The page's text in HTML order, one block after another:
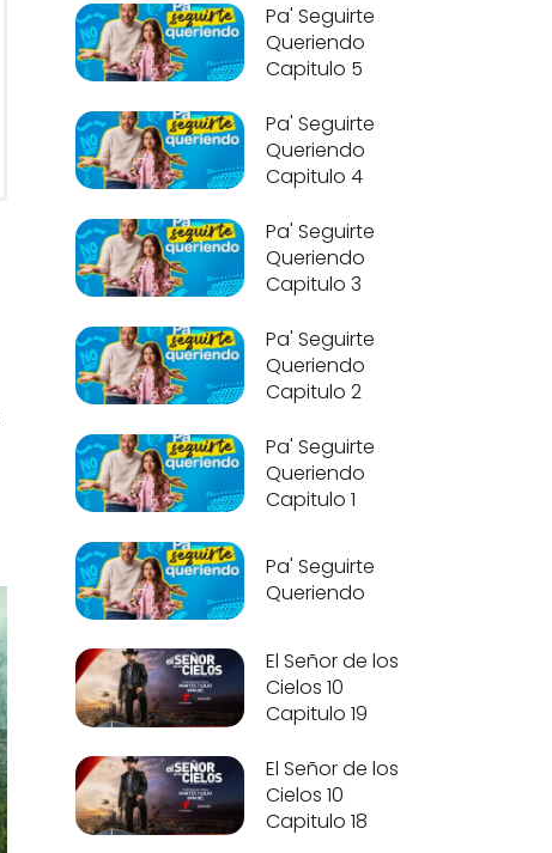
Pa' Seguirte
Queriendo
Capitulo 5
Pa' Seguirte
Queriendo
Capitulo 4
Pa' Seguirte
Queriendo
Capitulo 3
Pa' Seguirte
Queriendo
Capitulo 2
Pa' Seguirte
Queriendo
Capitulo 1
Pa' Seguirte
Queriendo
El Señor de los
Cielos 10
Capitulo 19
El Señor de los
Cielos 10
Capitulo 18